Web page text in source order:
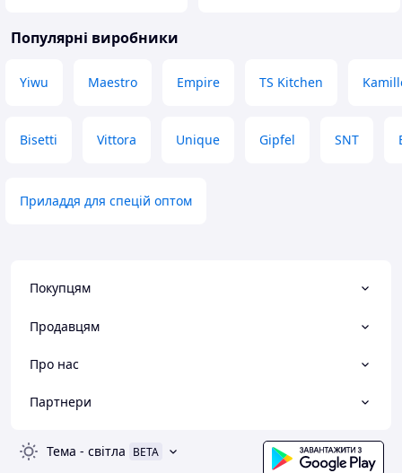
Популярні виробники
Yiwu Maestro Empire TS Kitchen
Bisetti Vittora Unique Gipfel SNT
Приладдя для спецій оптом
Покупцям
Продавцям
Про нас
Партнери
Тема - світла BETA